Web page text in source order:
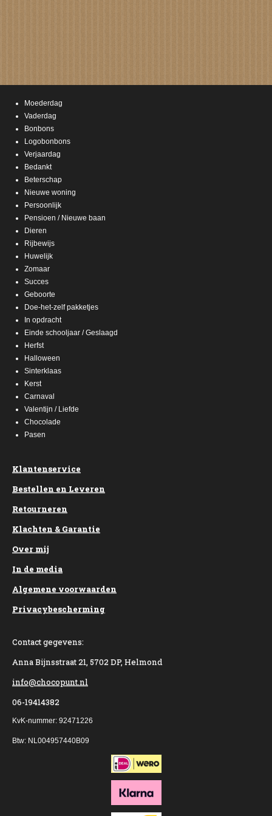
Moederdag
Vaderdag
Bonbons
Logobonbons
Verjaardag
Bedankt
Beterschap
Nieuwe woning
Persoonlijk
Pensioen / Nieuwe baan
Dieren
Rijbewijs
Huwelijk
Zomaar
Succes
Geboorte
Doe-het-zelf pakketjes
In opdracht
Einde schooljaar / Geslaagd
Herfst
Halloween
Sinterklaas
Kerst
Carnaval
Valentijn / Liefde
Chocolade
Pasen
Klantenservice
Bestellen en Leveren
Retourneren
Klachten & Garantie
Over mij
In de media
Algemene voorwaarden
Privacybescherming
Contact gegevens:
Anna Bijnsstraat 21, 5702 DP, Helmond
info@chocopunt.nl
06-19414382
KvK-nummer: 92471226
Btw: NL004957440B09